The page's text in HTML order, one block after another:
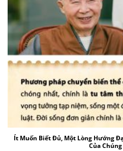
Ít Muốn Biết Đủ, Một Lòng Hướng
Của